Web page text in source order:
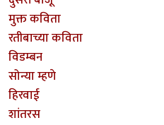
मुक्त कविता
रतीबाच्या कविता
विडम्बन
सोन्या म्हणे
हिरवाई
शांतरस